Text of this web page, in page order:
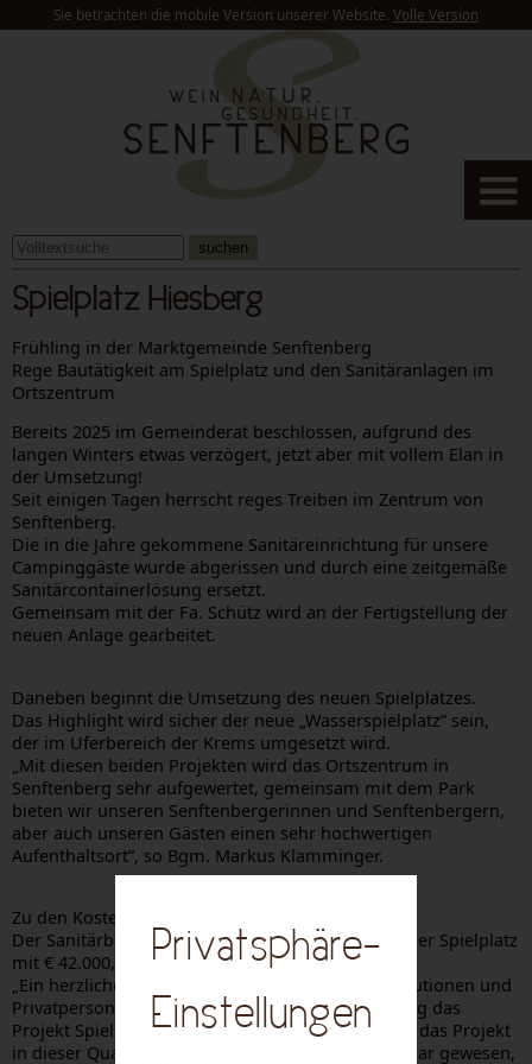
Sie betrachten die mobile Version unserer Website. Volle Version
suchen
Spielplatz Hiesberg
Frühling in der Marktgemeinde Senftenberg
Rege Bautätigkeit am Spielplatz und den Sanitäranlagen im
Ortszentrum
Bereits 2025 im Gemeinderat beschlossen, aufgrund des
langen Winters etwas verzögert, jetzt aber mit vollem Elan in
der Umsetzung!
Seit einigen Tagen herrscht reges Treiben im Zentrum von
Senftenberg.
Die in die Jahre gekommene Sanitäreinrichtung für unsere
Campinggäste wurde abgerissen und durch eine zeitgemäße
Sanitärcontainerlösung ersetzt.
Gemeinsam mit der Fa. Schütz wird an der Fertigstellung der
neuen Anlage gearbeitet.
Daneben beginnt die Umsetzung des neuen Spielplatzes.
Das Highlight wird sicher der neue „Wasserspielplatz“ sein,
der im Uferbereich der Krems umgesetzt wird.
„Mit diesen beiden Projekten wird das Ortszentrum in
Senftenberg sehr aufgewertet, gemeinsam mit dem Park
bieten wir unseren Senftenbergerinnen und Senftenbergern,
aber auch unseren Gästen einen sehr hochwertigen
Aufenthaltsort“, so Bgm. Markus Klamminger.
Zu den Kosten:
Der Sanitärbereich ist mit € 60.000,-- budgetiert, der Spielplatz
mit € 42.000,--
„Ein herzliches Dankeschön an alle Vereine, Institutionen und
Privatpersonen die durch finanzielle Unterstützung das
Projekt Spielplatz unterstützen!“, ohne diese wäre das Projekt
in dieser Qualität für die Gemeinde nicht umsetzbar gewesen,
Privatsphäre-
Einstellungen